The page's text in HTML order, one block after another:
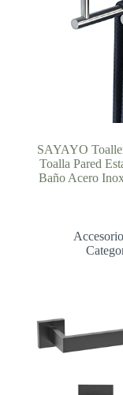
SAYAYO
Toalla Pared
Baño Acero